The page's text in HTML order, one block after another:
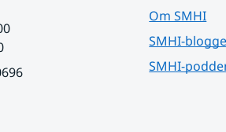
Om SMHI
SMHI-
SMHI-